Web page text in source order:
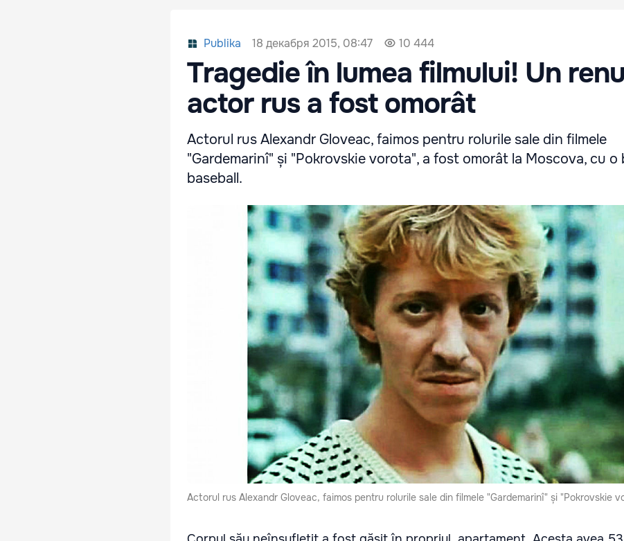
Publika 18 декабря 2015, 08:47 10 444
Tragedie în lumea filmului! Un
actor rus a fost omorât
Actorul rus Alexandr Gloveac, faimos pentru rolurile sale din filmele
"Gardemarinî" și "Pokrovskie vorota", a fost omorât la Moscova, cu o
baseball.
Actorul rus Alexandr Gloveac, faimos pentru rolurile sale din filmele "Gardemarinî" și "Pokrovskie